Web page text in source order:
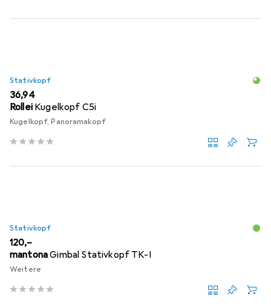
Stativkopf
EUR
36,94
Rollei Kugelkopf C5i
Kugelkopf, Panoramakopf
Stativkopf
EUR
120,–
mantonaGimbal Stativkopf TK-I
Weitere